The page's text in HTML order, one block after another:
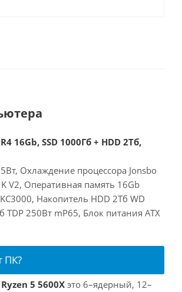
16Gb, SSD 1000Гб + HDD 2Тб,
Охлаждение процессора Jonsbo
V2, Оперативная память 16Gb
Накопитель HDD 2Тб WD
TDP 250Вт mP65, Блок питания ATX
ПК?
5 5600X это 6–ядерный, 12–